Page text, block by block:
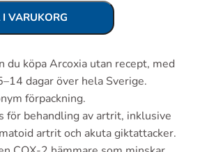
VARUKORG
du köpa Arcoxia utan recept, med
dagar över hela Sverige.
förpackning.
för behandling av artrit, inklusive
artrit och akuta giktattacker.